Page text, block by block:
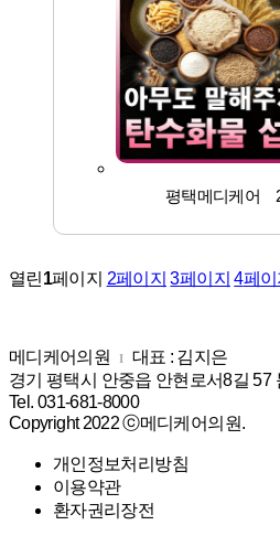
평택메디케어
열린1페이지 2페이지 3페이지 4페이
메디케어의원 I
대표 : 김지은
경기 평택시 안중읍 안현로서8길 57
Tel. 031-681-8000
Copyright 2022 ⓒ메디케어의원.
개인정보처리방침
이용약관
환자권리장전